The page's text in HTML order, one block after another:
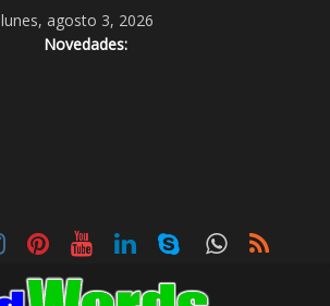
lunes, agosto 3, 2026
Novedades: